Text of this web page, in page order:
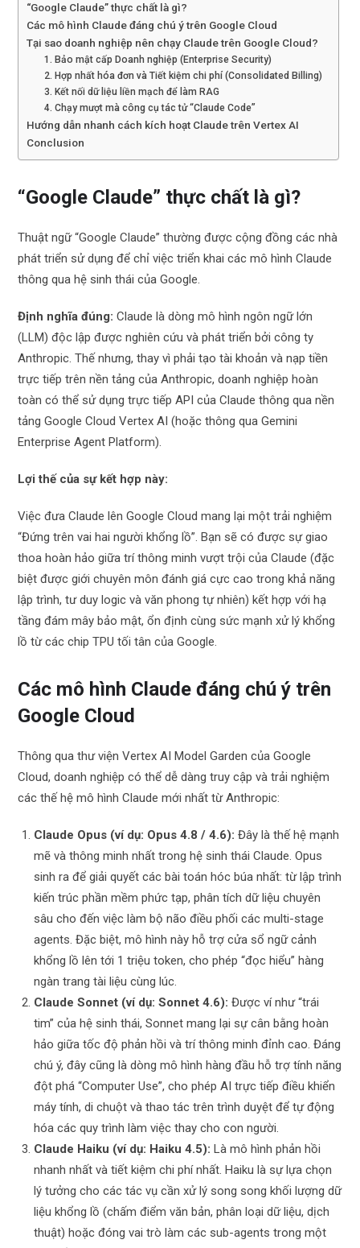
“Google Claude” thực chất là gì?
Các mô hình Claude đáng chú ý trên Google Cloud
Tại sao doanh nghiệp nên chạy Claude trên Google Cloud?
1. Bảo mật cấp Doanh nghiệp (Enterprise Security)
2. Hợp nhất hóa đơn và Tiết kiệm chi phí (Consolidated Billing)
3. Kết nối dữ liệu liền mạch để làm RAG
4. Chạy mượt mà công cụ tác tử “Claude Code”
Hướng dẫn nhanh cách kích hoạt Claude trên Vertex AI
Conclusion
“Google Claude” thực chất là gì?
Thuật ngữ “Google Claude” thường được cộng đồng các nhà
phát triển sử dụng để chỉ việc triển khai các mô hình Claude
thông qua hệ sinh thái của Google.
Định nghĩa đúng: Claude là dòng mô hình ngôn ngữ lớn
(LLM) độc lập được nghiên cứu và phát triển bởi công ty
Anthropic. Thế nhưng, thay vì phải tạo tài khoản và nạp tiền
trực tiếp trên nền tảng của Anthropic, doanh nghiệp hoàn
toàn có thể sử dụng trực tiếp API của Claude thông qua nền
tảng Google Cloud Vertex AI (hoặc thông qua Gemini
Enterprise Agent Platform).
Lợi thế của sự kết hợp này:
Việc đưa Claude lên Google Cloud mang lại một trải nghiệm
“Đứng trên vai hai người khổng lồ”. Bạn sẽ có được sự giao
thoa hoàn hảo giữa trí thông minh vượt trội của Claude (đặc
biệt được giới chuyên môn đánh giá cực cao trong khả năng
lập trình, tư duy logic và văn phong tự nhiên) kết hợp với hạ
tầng đám mây bảo mật, ổn định cùng sức mạnh xử lý khổng
lồ từ các chip TPU tối tân của Google.
Các mô hình Claude đáng chú ý trên
Google Cloud
Thông qua thư viện Vertex AI Model Garden của Google
Cloud, doanh nghiệp có thể dễ dàng truy cập và trải nghiệm
các thế hệ mô hình Claude mới nhất từ Anthropic:
Claude Opus (ví dụ: Opus 4.8 / 4.6): Đây là thế hệ mạnh
mẽ và thông minh nhất trong hệ sinh thái Claude. Opus
sinh ra để giải quyết các bài toán hóc búa nhất: từ lập trình
kiến trúc phần mềm phức tạp, phân tích dữ liệu chuyên
sâu cho đến việc làm bộ não điều phối các multi-stage
agents. Đặc biệt, mô hình này hỗ trợ cửa sổ ngữ cảnh
khổng lồ lên tới 1 triệu token, cho phép “đọc hiểu” hàng
ngàn trang tài liệu cùng lúc.
Claude Sonnet (ví dụ: Sonnet 4.6): Được ví như “trái
tim” của hệ sinh thái, Sonnet mang lại sự cân bằng hoàn
hảo giữa tốc độ phản hồi và trí thông minh đỉnh cao. Đáng
chú ý, đây cũng là dòng mô hình hàng đầu hỗ trợ tính năng
đột phá “Computer Use”, cho phép AI trực tiếp điều khiển
máy tính, di chuột và thao tác trên trình duyệt để tự động
hóa các quy trình làm việc thay cho con người.
Claude Haiku (ví dụ: Haiku 4.5): Là mô hình phản hồi
nhanh nhất và tiết kiệm chi phí nhất. Haiku là sự lựa chọn
lý tưởng cho các tác vụ cần xử lý song song khối lượng dữ
liệu khổng lồ (chấm điểm văn bản, phân loại dữ liệu, dịch
thuật) hoặc đóng vai trò làm các sub-agents trong một